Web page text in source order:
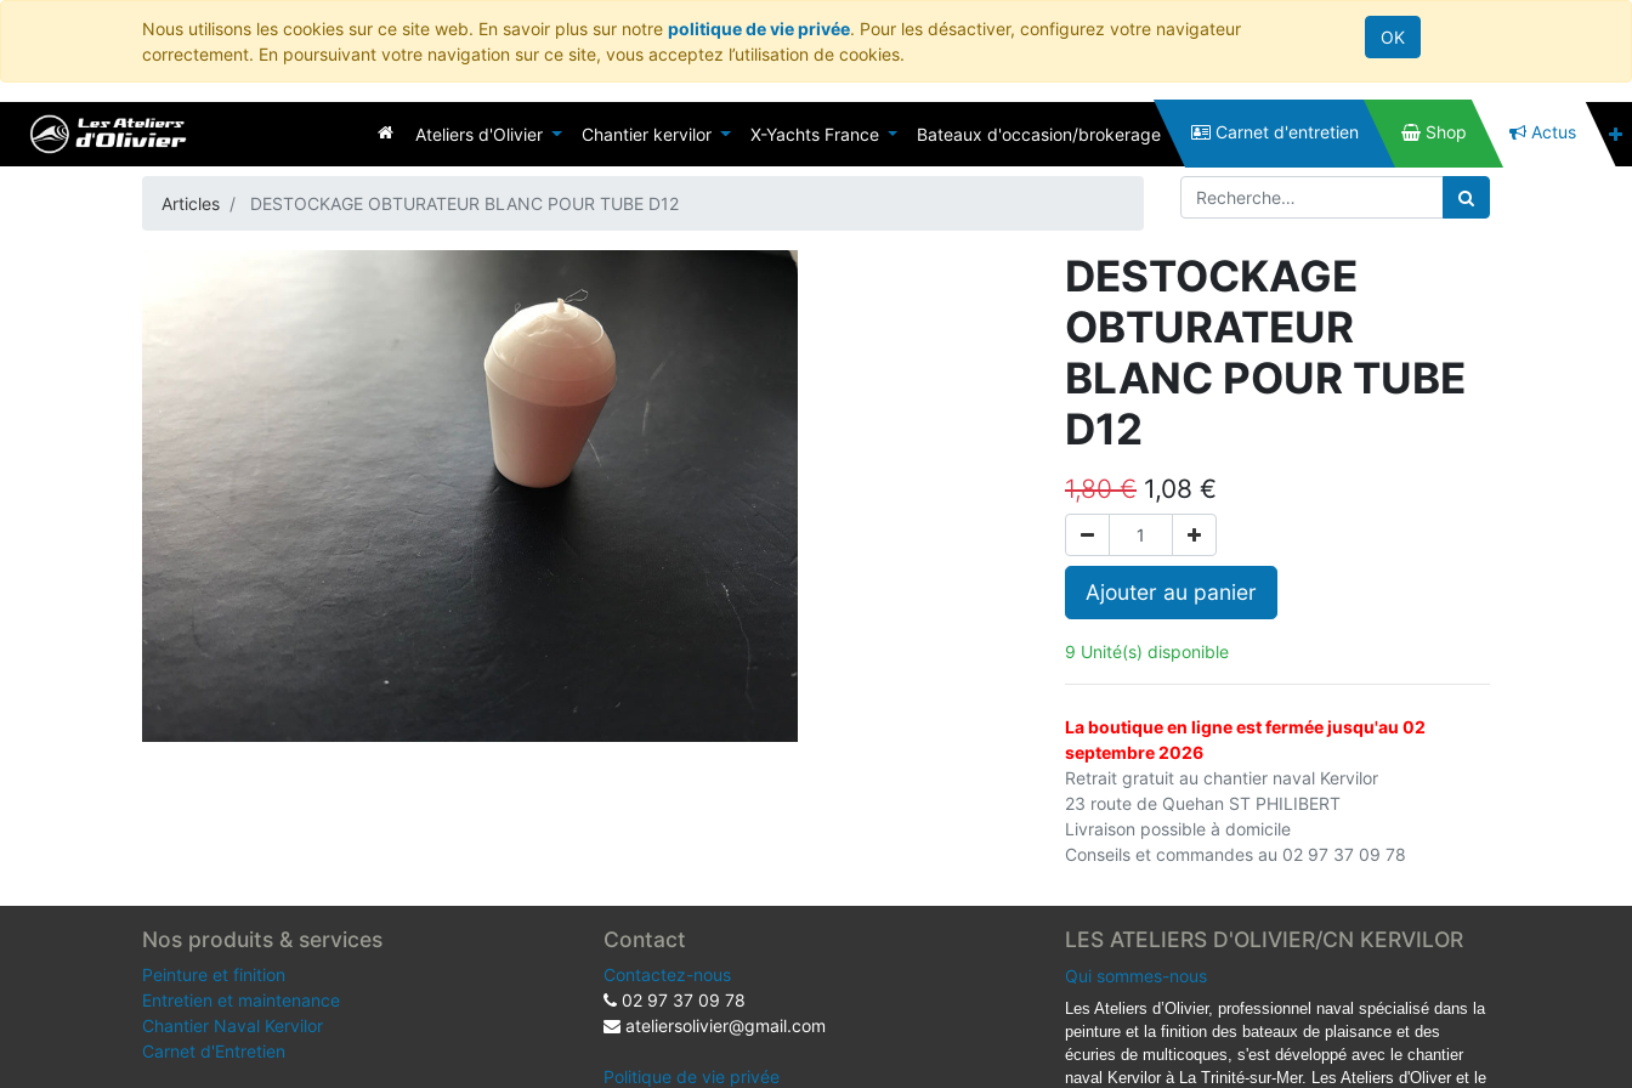
Nous utilisons les cookies sur ce site web. En savoir plus sur notre politique de vie privée. Pour les désactiver, configurez votre navigateur
correctement. En poursuivant votre navigation sur ce site, vous acceptez l’utilisation de cookies.
OK
Ateliers d'Olivier Chantier kervilor X-Yachts France Bateaux d'occasion/brokerage Carnet d'entretien Shop Actus
Articles DESTOCKAGE OBTURATEUR BLANC POUR TUBE D12
DESTOCKAGE
OBTURATEUR
BLANC POUR TUBE
D12
1,80€ 1,08 €
Ajouter au panier
9 Unité(s) disponible
La boutique en ligne est fermée jusqu'au 02
septembre 2026
Retrait gratuit au chantier naval Kervilor
23 route de Quehan ST PHILIBERT
Livraison possible à domicile
Conseils et commandes au 02 97 37 09 78
Nos produits & services
Peinture et finition
Entretien et maintenance
Chantier Naval Kervilor
Carnet d'Entretien
Contact
Contactez-nous
02 97 37 09 78
ateliersolivier@gmail.com
Politique de vie privée
LES ATELIERS D'OLIVIER/CN KERVILOR
Qui sommes-nous
Les Ateliers d’Olivier, professionnel naval spécialisé dans la
peinture et la finition des bateaux de plaisance et des
écuries de multicoques, s'est développé avec le chantier
naval Kervilor à La Trinité-sur-Mer. Les Ateliers d'Oliver et le